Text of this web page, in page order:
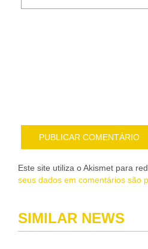
Este site utiliza o Akismet para
seus dados em comentários são
SIMILAR NEWS